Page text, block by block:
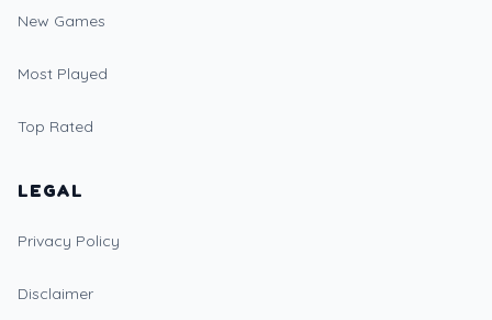
New Games
Most Played
Top Rated
LEGAL
Privacy Policy
Disclaimer